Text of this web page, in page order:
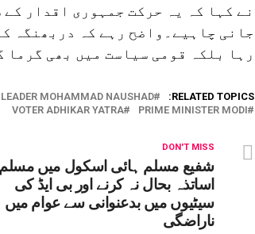
نے کہا کہ یہ حرکت جمہوری اقدار
جانی چاہیے۔واضح رہے کہ دربھنگہ
رہا بلکہ قومی سیاست میں بھی گرما
RELATED TOPICS:
LEADER MOHAMMAD NAUSHAD
PRIME MINISTER MODI
VOTER ADHIKAR YATRA
DON'T MISS
شفیع مسلم ہائی اسکول میں مسلم
اساتذہ بحال نہ کرنے اور بی ایڈ کی
سیٹیوں میں بدعنوانی سے عوام میں
ناراضگی